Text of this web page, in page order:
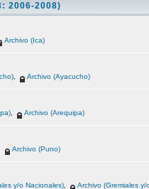
2006-2008)
Archivo (Ica)
Archivo (Ayacucho)
Archivo (Arequipa)
Archivo (Puno)
y/o Nacionales) Archivo (Gremiales y/